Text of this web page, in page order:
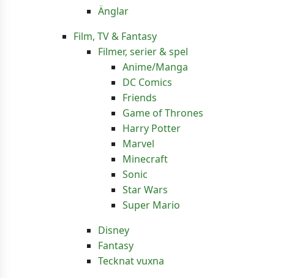
Änglar
Film, TV & Fantasy
Filmer, serier & spel
Anime/Manga
DC Comics
Friends
Game of Thrones
Harry Potter
Marvel
Minecraft
Sonic
Star Wars
Super Mario
Disney
Fantasy
Tecknat vuxna